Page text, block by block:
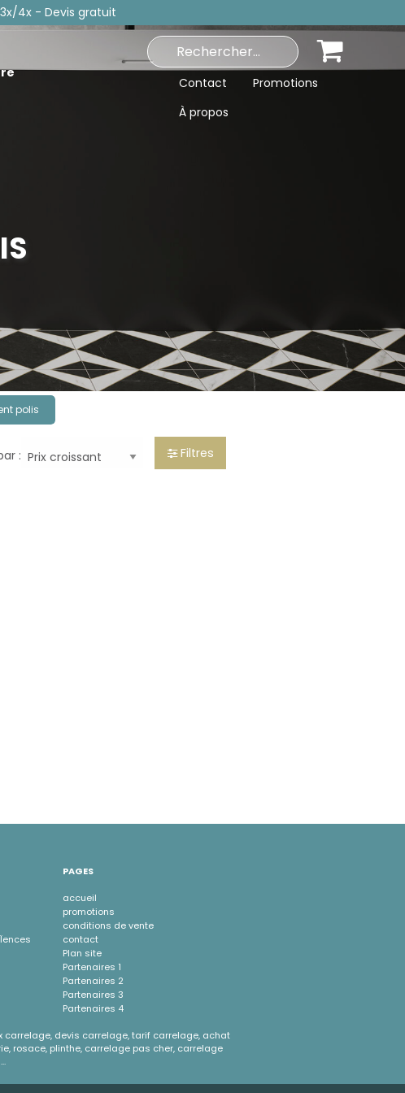
4x - Devis gratuit
Contact
Promotions
À propos
polis
: Filtres
PAGES
accueil
promotions
conditions de vente
contact
Plan site
Partenaires 1
Partenaires 2
Partenaires 3
Partenaires 4
devis carrelage, tarif carrelage, achat
rosace, plinthe, carrelage pas cher, carrelage